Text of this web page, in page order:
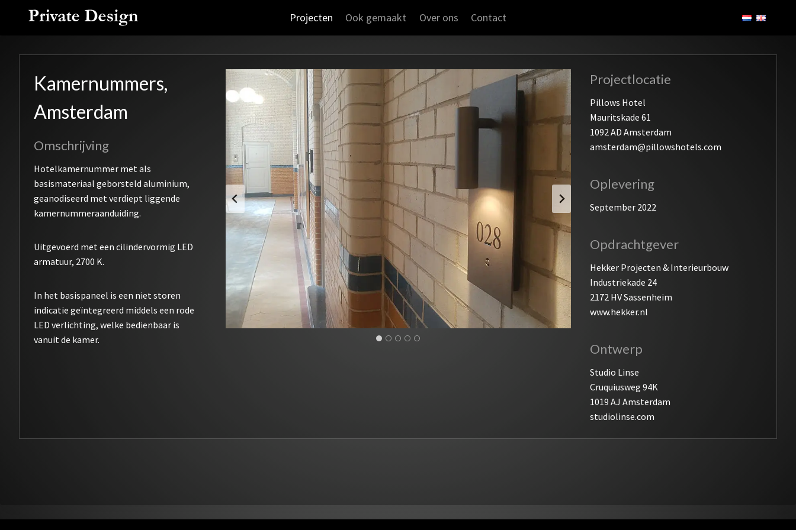
Doorgaan
Projecten Ook gemaakt Over ons Contact
Kamernummers,
Amsterdam
Omschrijving
Hotelkamernummer met als
basismateriaal geborsteld aluminium,
geanodiseerd met verdiept liggende
kamernummeraanduiding.
Uitgevoerd met een cilindervormig LED
armatuur, 2700 K.
In het basispaneel is een niet storen
indicatie geïntegreerd middels een rode
LED verlichting, welke bedienbaar is
vanuit de kamer.
Projectlocatie
Pillows Hotel
Mauritskade 61
1092 AD Amsterdam
amsterdam@pillowshotels.com
Oplevering
September 2022
Opdrachtgever
Hekker Projecten & Interieurbouw
Industriekade 24
2172 HV Sassenheim
www.hekker.nl
Ontwerp
Studio Linse
Cruquiusweg 94K
1019 AJ Amsterdam
studiolinse.com